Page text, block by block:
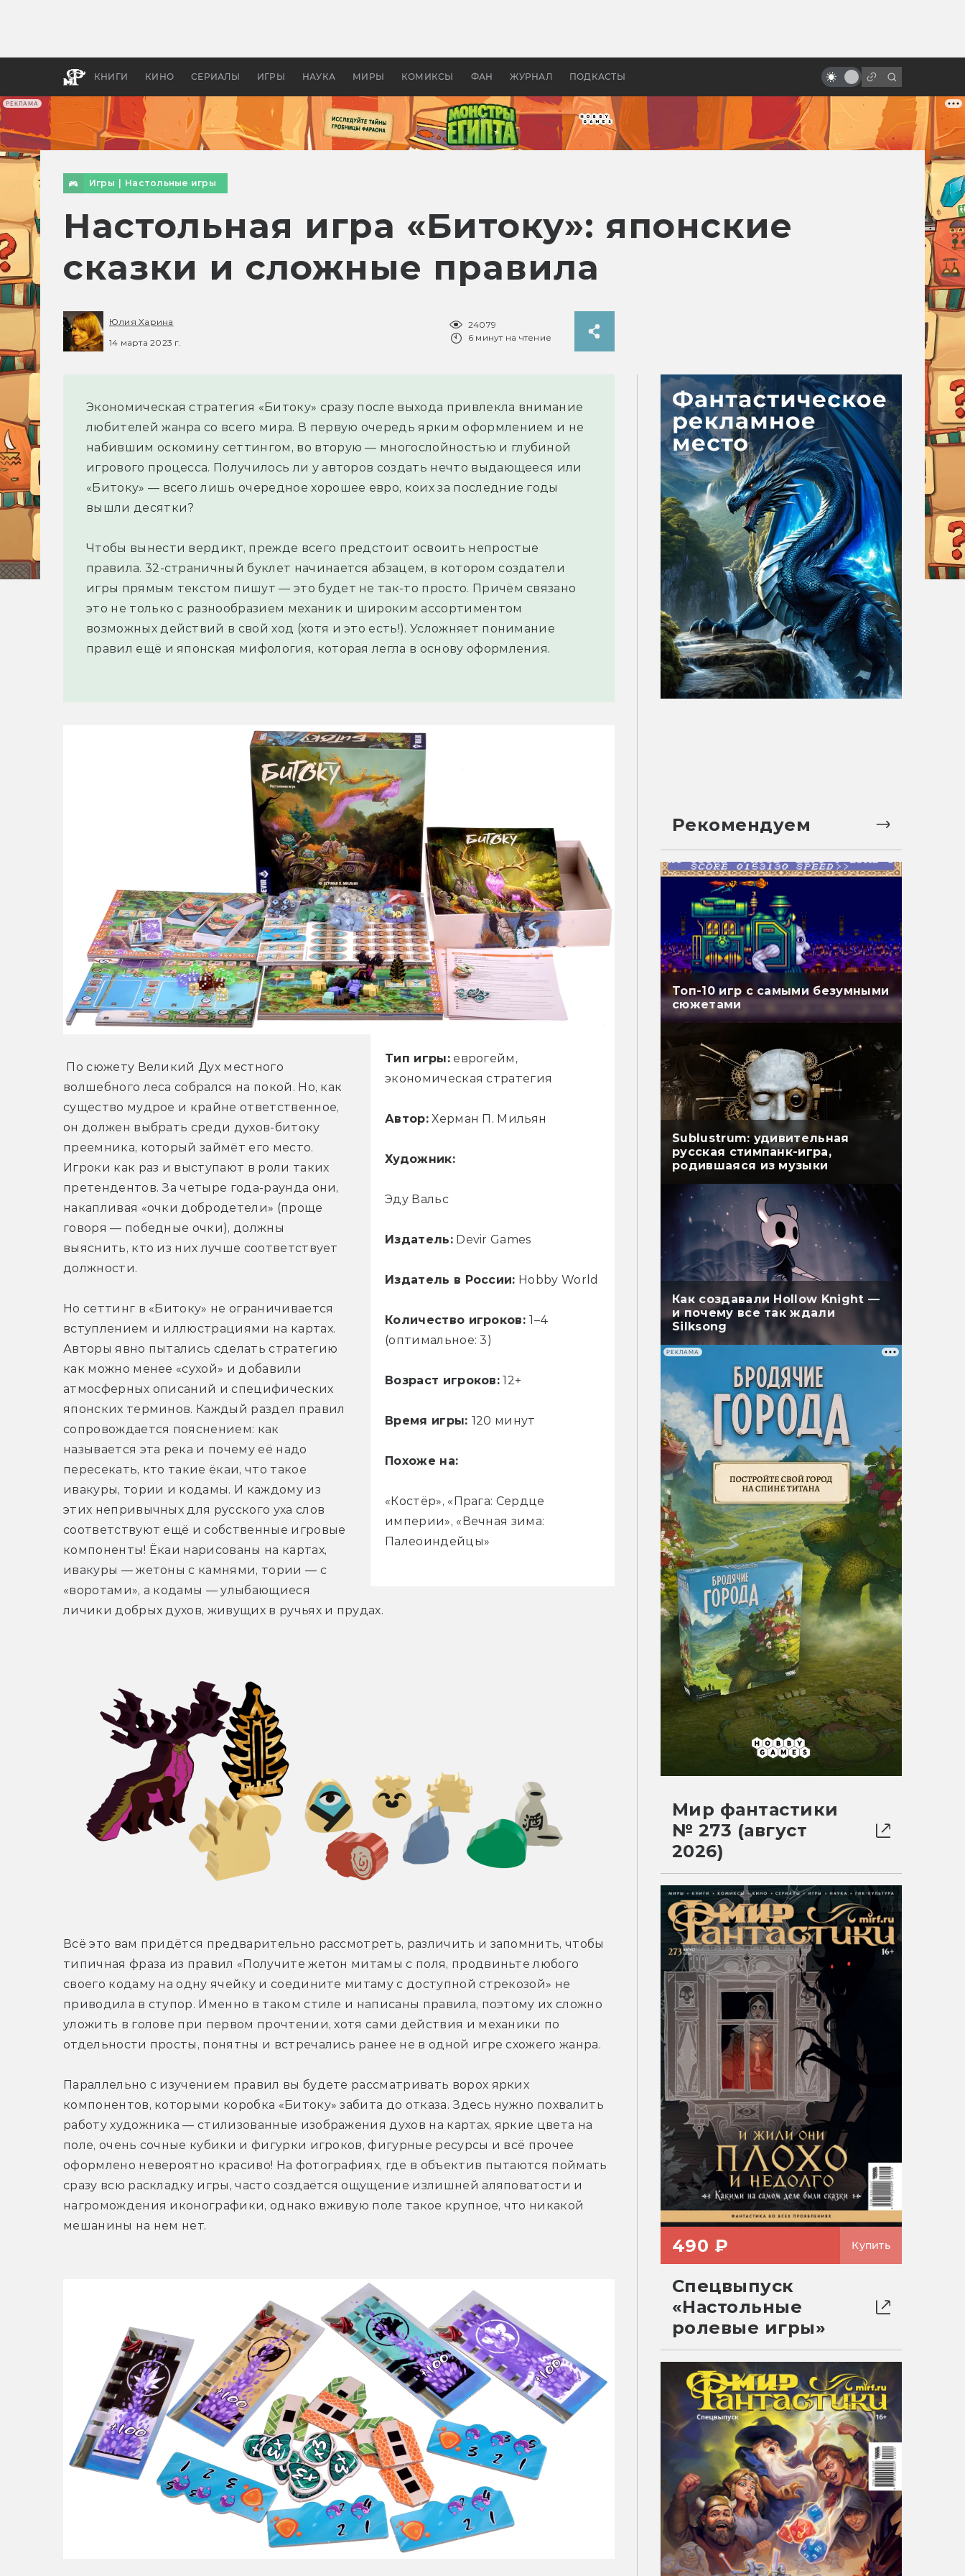
РЕКЛАМА
КНИГИ КИНО СЕРИАЛЫ ИГРЫ НАУКА МИРЫ КОМИКСЫ ФАН ЖУРНАЛ ПОДКАСТЫ
бы «Властелина колец»
Древней Грецией
всего остального фильма
Игры Настольные игры
Настольная игра «Битоку»: японские
сказки и сложные правила
Юлия Харина
14 марта 2023 г.
24079
6 минут на чтение
Экономическая стратегия «Битоку» сразу после выхода привлекла внимание
любителей жанра со всего мира. В первую очередь ярким оформлением и не
набившим оскомину сеттингом, во вторую — многослойностью и глубиной
игрового процесса. Получилось ли у авторов создать нечто выдающееся или
«Битоку» — всего лишь очередное хорошее евро, коих за последние годы
вышли десятки?
Чтобы вынести вердикт, прежде всего предстоит освоить непростые
правила. 32-страничный буклет начинается абзацем, в котором создатели
игры прямым текстом пишут — это будет не так-то просто. Причём связано
это не только с разнообразием механик и широким ассортиментом
возможных действий в свой ход (хотя и это есть!). Усложняет понимание
правил ещё и японская мифология, которая легла в основу оформления.
Тип игры:еврогейм,
экономическая стратегия
Автор:Херман П. Мильян
Художник:
Эду Вальс
Издатель:Devir Games
Издатель в России: Hobby World
Количество игроков:1–4
(оптимальное: 3)
Возраст игроков: 12+
Время игры: 120 минут
Похоже на:
«Костёр», «Прага: Сердце
империи», «Вечная зима:
Палеоиндейцы»
По сюжету Великий Дух местного
волшебного леса собрался на покой. Но, как
существо мудрое и крайне ответственное,
он должен выбрать среди духов-битоку
преемника, который займёт его место.
Игроки как раз и выступают в роли таких
претендентов. За четыре года-раунда они,
накапливая «очки добродетели» (проще
говоря — победные очки), должны
выяснить, кто из них лучше соответствует
должности.
Но сеттинг в «Битоку» не ограничивается
вступлением и иллюстрациями на картах.
Авторы явно пытались сделать стратегию
как можно менее «сухой» и добавили
атмосферных описаний и специфических
японских терминов. Каждый раздел правил
сопровождается пояснением: как
называется эта река и почему её надо
пересекать, кто такие ёкаи, что такое
ивакуры, тории и кодамы. И каждому из
этих непривычных для русского уха слов
соответствуют ещё и собственные игровые
компоненты! Ёкаи нарисованы на картах,
ивакуры — жетоны с камнями, тории — с
«воротами», а кодамы — улыбающиеся
личики добрых духов, живущих в ручьях и прудах.
Всё это вам придётся предварительно рассмотреть, различить и запомнить, чтобы
типичная фраза из правил «Получите жетон митамы с поля, продвиньте любого
своего кодаму на одну ячейку и соедините митаму с доступной стрекозой» не
приводила в ступор. Именно в таком стиле и написаны правила, поэтому их сложно
уложить в голове при первом прочтении, хотя сами действия и механики по
отдельности просты, понятны и встречались ранее не в одной игре схожего жанра.
Параллельно с изучением правил вы будете рассматривать ворох ярких
компонентов, которыми коробка «Битоку» забита до отказа. Здесь нужно похвалить
работу художника — стилизованные изображения духов на картах, яркие цвета на
поле, очень сочные кубики и фигурки игроков, фигурные ресурсы и всё прочее
оформлено невероятно красиво! На фотографиях, где в объектив пытаются поймать
сразу всю раскладку игры, часто создаётся ощущение излишней аляповатости и
нагромождения иконографики, однако вживую поле такое крупное, что никакой
мешанины на нем нет.
Рекомендуем
Топ-10 игр с самыми безумными
сюжетами
Sublustrum: удивительная
русская стимпанк-игра,
родившаяся из музыки
Как создавали Hollow Knight —
и почему все так ждали
Silksong
РЕКЛАМА
Мир фантастики
№ 273 (август
2026)
490 ₽ Купить
Спецвыпуск
«Настольные
ролевые игры»